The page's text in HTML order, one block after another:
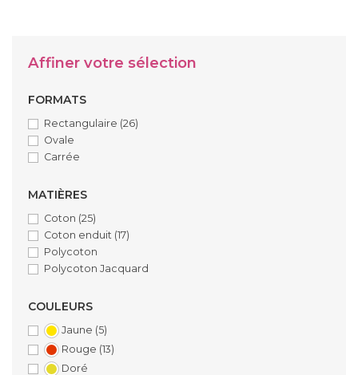
Affiner votre sélection
FORMATS
Rectangulaire (26)
Ovale
Carrée
MATIÈRES
Coton (25)
Coton enduit (17)
Polycoton
Polycoton Jacquard
COULEURS
Jaune (5)
Rouge (13)
Doré